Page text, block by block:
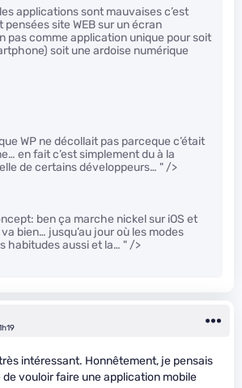
applications sont mauvaises c’est
pensées site WEB sur un écran
pas comme application unique pour soit
soit une ardoise numérique
WP ne décollait pas parceque c’était
en fait c’est simplement du à la
de certains développeurs… " />
ben ça marche nickel sur iOS et
bien… jusqu’au jour où les modes
habitudes aussi et la… " />
intéressant. Honnêtement, je pensais
vouloir faire une application mobile